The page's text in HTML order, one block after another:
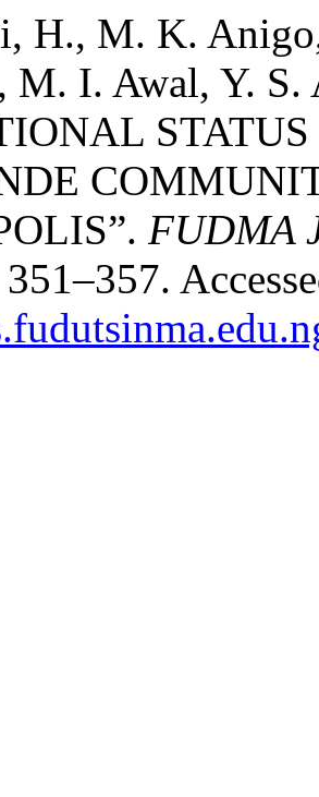
H., M. K.
M. I. Awal, Y. S.
FUDMA